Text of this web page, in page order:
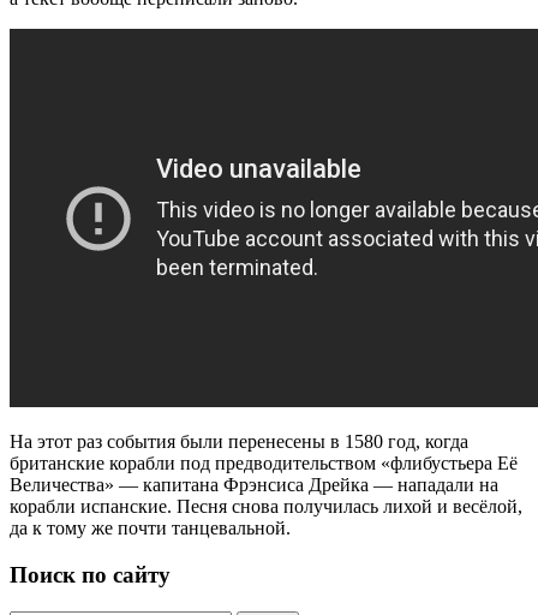
На этот раз события были перенесены в 1580 год, когда
британские корабли под предводительством «флибустьера Её
Величества» — капитана Фрэнсиса Дрейка — нападали на
корабли испанские. Песня снова получилась лихой и весёлой,
да к тому же почти танцевальной.
Поиск по сайту